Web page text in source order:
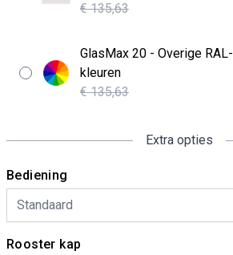
€ 135,63
GlasMax 20 - Overige RAL-
kleuren
€ 135,63
Extra opties
Bediening
Rooster kap